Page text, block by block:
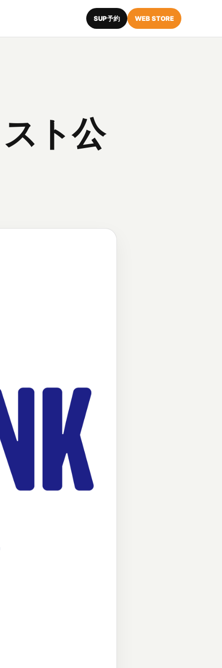
SUP予約 WEB STORE
ト公